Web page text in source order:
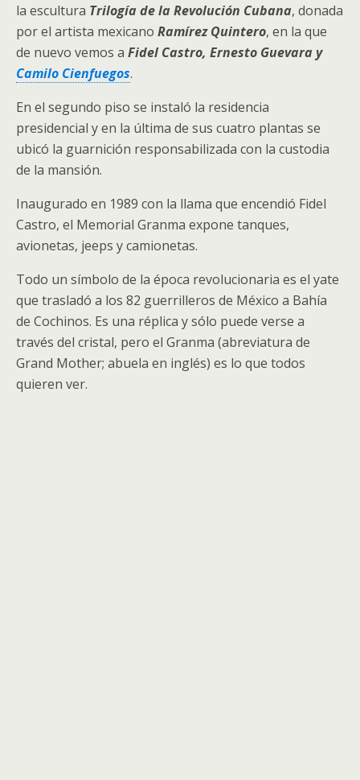
la escultura Trilogía de la Revolución Cubana, donada
por el artista mexicano Ramírez Quintero, en la que
de nuevo vemos a Fidel Castro, Ernesto Guevara y
Camilo Cienfuegos.
En el segundo piso se instaló la residencia
presidencial y en la última de sus cuatro plantas se
ubicó la guarnición responsabilizada con la custodia
de la mansión.
Inaugurado en 1989 con la llama que encendió Fidel
Castro, el Memorial Granma expone tanques,
avionetas, jeeps y camionetas.
Todo un símbolo de la época revolucionaria es el yate
que trasladó a los 82 guerrilleros de México a Bahía
de Cochinos. Es una réplica y sólo puede verse a
través del cristal, pero el Granma (abreviatura de
Grand Mother; abuela en inglés) es lo que todos
quieren ver.